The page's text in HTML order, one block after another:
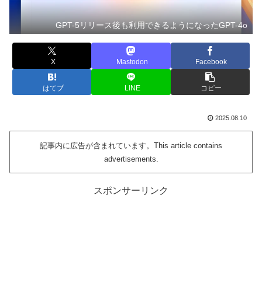
GPT-5リリース後も利用できるようになったGPT-4o
X Mastodon Facebook
はてブ LINE コピー
2025.08.10
記事内に広告が含まれています。This article contains
advertisements.
スポンサーリンク